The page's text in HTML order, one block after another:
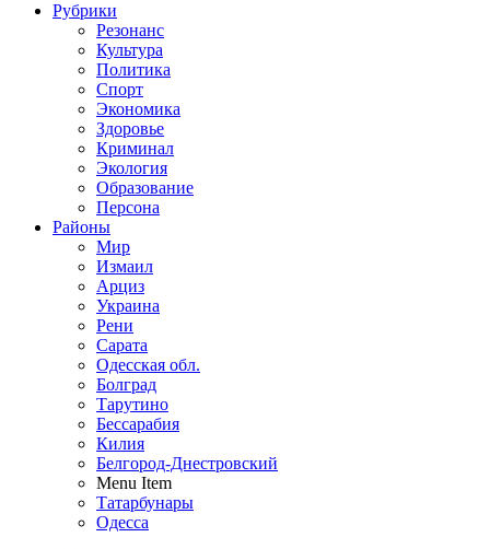
Рубрики
Резонанс
Культура
Политика
Спорт
Экономика
Здоровье
Криминал
Экология
Образование
Персона
Районы
Мир
Измаил
Арциз
Украина
Рени
Сарата
Одесская обл.
Болград
Тарутино
Бессарабия
Килия
Белгород-Днестровский
Menu Item
Татарбунары
Одесса